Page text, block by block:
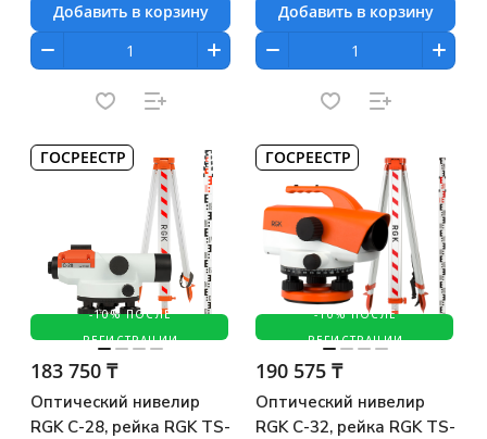
Добавить в корзину Добавить в корзину
-10% ПОСЛЕ
РЕГИСТРАЦИИ
ГОСРЕЕСТР
183 750 ₸
Оптический нивелир
RGK C-28, рейка RGK TS-
-10% ПОСЛЕ
РЕГИСТРАЦИИ
ГОСРЕЕСТР
190 575 ₸
Оптический нивелир
RGK C-32, рейка RGK TS-